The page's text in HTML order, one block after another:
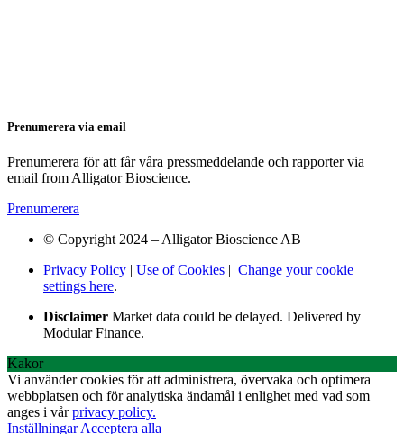
Prenumerera via email
Prenumerera för att får våra pressmeddelande och rapporter via
email from Alligator Bioscience.
Prenumerera
© Copyright 2024 – Alligator Bioscience AB
Privacy Policy | Use of Cookies | Change your cookie
settings here.
Disclaimer Market data could be delayed. Delivered by
Modular Finance.
Kakor
Vi använder cookies för att administrera, övervaka och optimera
webbplatsen och för analytiska ändamål i enlighet med vad som
anges i vårprivacy policy.
InställningarAcceptera alla